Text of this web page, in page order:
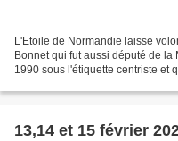
L'Etoile de Normandie laisse
Bonnet qui fut aussi député de
1990 sous l'étiquette centriste et
13,14 et 15 février